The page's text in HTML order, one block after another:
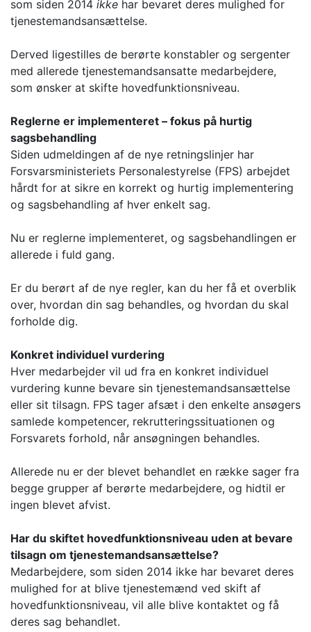
som siden 2014 ikke har bevaret deres mulighed for
tjenestemandsansættelse.
Derved ligestilles de berørte konstabler og sergenter
med allerede tjenestemandsansatte medarbejdere,
som ønsker at skifte hovedfunktionsniveau.
Reglerne er implementeret – fokus på hurtig
sagsbehandling
Siden udmeldingen af de nye retningslinjer har
Forsvarsministeriets Personalestyrelse (FPS) arbejdet
hårdt for at sikre en korrekt og hurtig implementering
og sagsbehandling af hver enkelt sag.
Nu er reglerne implementeret, og sagsbehandlingen er
allerede i fuld gang.
Er du berørt af de nye regler, kan du her få et overblik
over, hvordan din sag behandles, og hvordan du skal
forholde dig.
Konkret individuel vurdering
Hver medarbejder vil ud fra en konkret individuel
vurdering kunne bevare sin tjenestemandsansættelse
eller sit tilsagn. FPS tager afsæt i den enkelte ansøgers
samlede kompetencer, rekrutteringssituationen og
Forsvarets forhold, når ansøgningen behandles.
Allerede nu er der blevet behandlet en række sager fra
begge grupper af berørte medarbejdere, og hidtil er
ingen blevet afvist.
Har du skiftet hovedfunktionsniveau uden at bevare
tilsagn om tjenestemandsansættelse?
Medarbejdere, som siden 2014 ikke har bevaret deres
mulighed for at blive tjenestemænd ved skift af
hovedfunktionsniveau, vil alle blive kontaktet og få
deres sag behandlet.